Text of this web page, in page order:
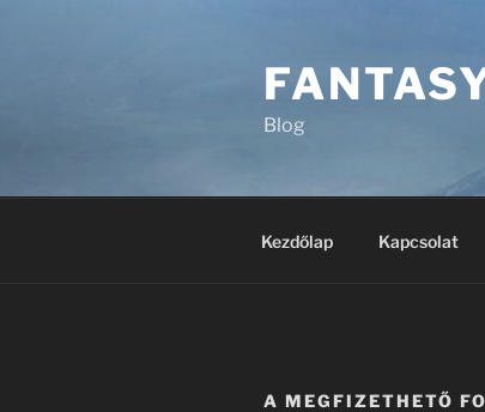
Blog
Kezdőlap Kapcsolat
A MEGFIZETHETŐ